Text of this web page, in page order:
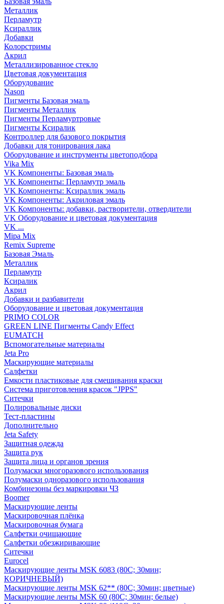
Металлик
Перламутр
Ксираллик
Добавки
Колорстримы
Акрил
Металлизированное стекло
Цветовая документация
Оборудование
Nason
Пигменты Базовая эмаль
Пигменты Металлик
Пигменты Перламуртровые
Пигменты Ксиралик
Контроллер для базового покрытия
Добавки для тонирования лака
Оборудование и инструменты цветоподбора
Vika Mix
VK Компоненты: Базовая эмаль
VK Компоненты: Перламутр эмаль
VK Компоненты: Ксираллик эмаль
VK Компоненты: Акриловая эмаль
VK Компоненты: добавки, растворители, отвердители
VK Оборудование и цветовая документация
VK ...
Mipa Mix
Remix Supreme
Базовая Эмаль
Металлик
Перламутр
Ксиралик
Акрил
Добавки и разбавители
Оборудование и цветовая документация
PRIMO COLOR
GREEN LINE Пигменты Candy Effect
EUMATCH
Вспомогательные материалы
Jeta Pro
Маскирующие материалы
Салфетки
Емкости пластиковые для смешивания краски
Система приготовления красок "JPPS"
Ситечки
Полировальные диски
Тест-пластины
Дополнительно
Jeta Safety
Защитная одежда
Защита рук
Защита лица и органов зрения
Полумаски многоразового использования
Полумаски одноразового использования
Комбинезоны без маркировки ЧЗ
Boomer
Маскирующие ленты
Маскировочная плёнка
Маскировочная бумага
Салфетки очищающие
Салфетки обезжиривающие
Ситечки
Euroсel
Маскирующие ленты MSK 6083 (80С; 30мин;
КОРИЧНЕВЫЙ)
Маскирующие ленты MSK 62** (80С; 30мин; цветные)
Маскирующие ленты MSK 60 (80С; 30мин; белые)